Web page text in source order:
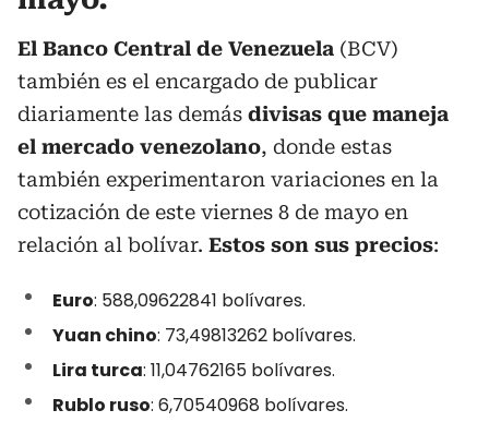
El Banco Central de Venezuela (BCV)
también es el encargado de publicar
diariamente las demás divisas que maneja
el mercado venezolano, donde estas
también experimentaron variaciones en la
cotización de este viernes 8 de mayo en
relación al bolívar. Estos son sus precios:
Euro: 588,09622841 bolívares.
Yuan chino: 73,49813262 bolívares.
Lira turca: 11,04762165 bolívares.
Rublo ruso: 6,70540968 bolívares.